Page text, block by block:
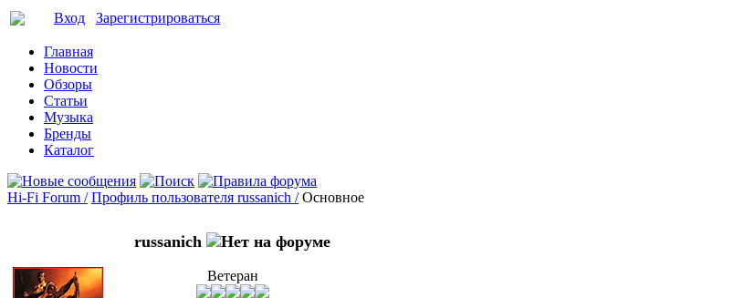
Вход Зарегистрироваться
Главная
Новости
Обзоры
Статьи
Музыка
Бренды
Каталог
Hi-Fi Forum / Профиль пользователя russanich / Основное
russanich
Ветеран